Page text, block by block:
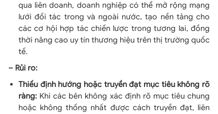
qua liên doanh, doanh nghiệp có thể mở rộng mạng
lưới đối tác trong và ngoài nước, tạo nền tảng cho
các cơ hội hợp tác chiến lược trong tương lai, đồng
thời nâng cao uy tín thương hiệu trên thị trường quốc
tế.
– Rủi ro:
Thiếu định hướng hoặc truyền đạt mục tiêu không rõ
ràng: Khi các bên không xác định rõ mục tiêu chung
hoặc không thống nhất được cách truyền đạt, liên